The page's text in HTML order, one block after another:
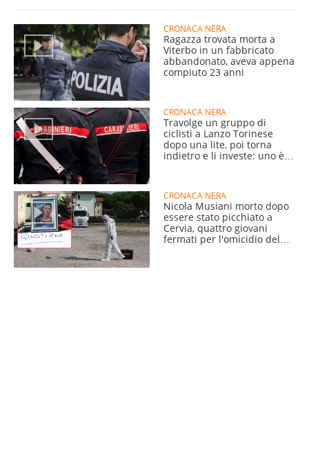
CRONACA NERA
Ragazza trovata morta a
Viterbo in un fabbricato
abbandonato, aveva appena
compiuto 23 anni
CRONACA NERA
Travolge un gruppo di
ciclisti a Lanzo Torinese
dopo una lite, poi torna
indietro e li investe: uno è
CRONACA NERA
Nicola Musiani morto dopo
essere stato picchiato a
Cervia, quattro giovani
fermati per l'omicidio del